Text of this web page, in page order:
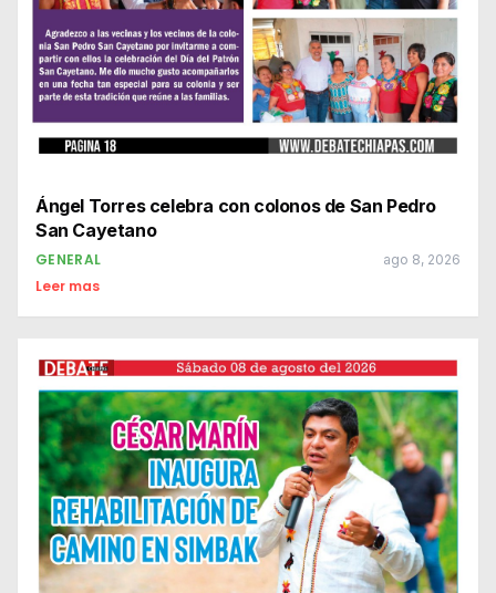
Ángel Torres celebra con colonos de San Pedro
San Cayetano
GENERAL ago 8, 2026
Leer mas